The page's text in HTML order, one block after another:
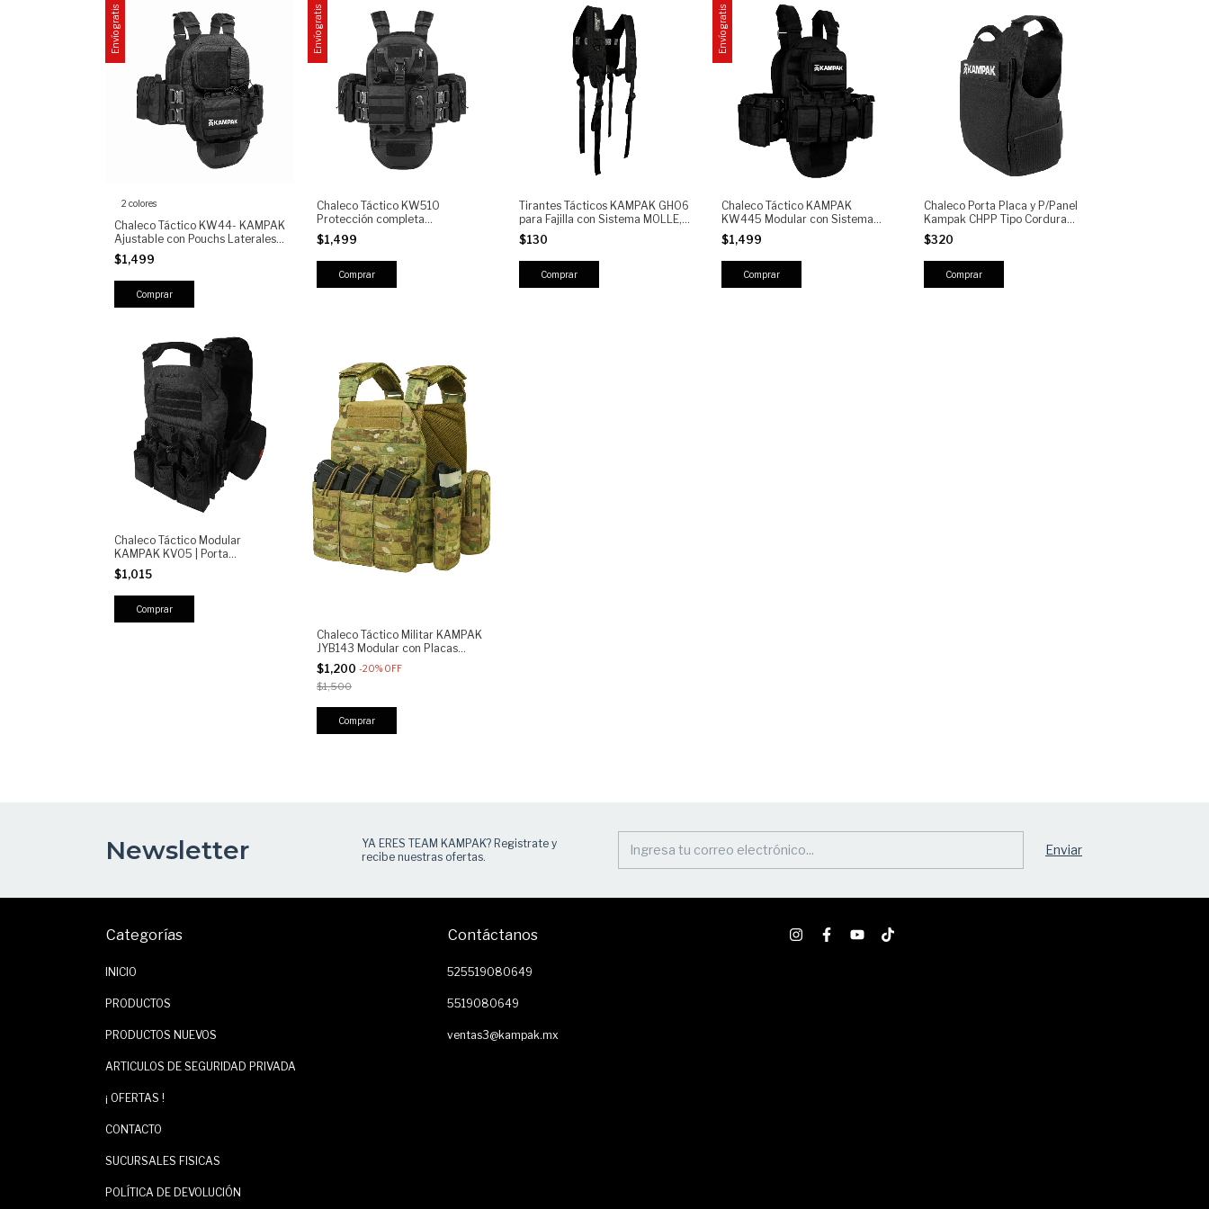
Envío gratis
2 colores
Chaleco Táctico KW44- KAMPAK
Ajustable con Pouchs Laterales,
compartimentos Multipropósito y
liberación rapida
$1,499
Comprar
Envío gratis
Chaleco Táctico KW510
Protección completa
Multifuncional Liberación Rápida
con Sistema Pouch y Porta
Cargadores
$1,499
Tirantes Tácticos KAMPAK GH06
para Fajilla con Sistema MOLLE,
Ajustables y Reforzados
$130
Envío gratis
Chaleco Táctico KAMPAK
KW445 Modular con Sistema
MOLLE, Portacargadores AR y
Pistola, Mochila Desmontable -
Tactical Vest Plate Carrier
$1,499
Chaleco Porta Placa y P/Panel
Kampak CHPP Tipo Cordura
Semi Repelente
$320
Chaleco Táctico Modular
KAMPAK KV05 | Porta
Cargadores MOLLE | Bolsas
Laterales Médicas | Ajustable y
Expandible
$1,015
Chaleco Táctico Militar KAMPAK
JYB143 Modular con Placas
Ajustables, Bolsas
desmontables, molle, porta
cargadores, multicam
$1,200 -20% OFF
$1,500
Newsletter
YA ERES TEAM KAMPAK? Registrate y
recibe nuestras ofertas.
Categorías
INICIO
PRODUCTOS
PRODUCTOS NUEVOS
ARTICULOS DE SEGURIDAD PRIVADA
¡ OFERTAS !
CONTACTO
SUCURSALES FISICAS
POLÍTICA DE DEVOLUCIÓN
Contáctanos
525519080649
5519080649
ventas3@kampak.mx